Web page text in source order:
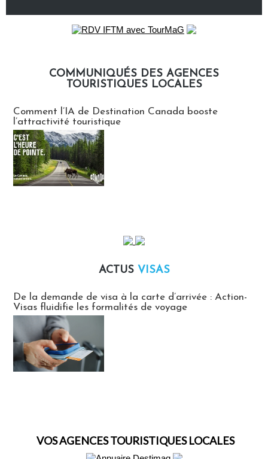
COMMUNIQUÉS DES AGENCES
TOURISTIQUES LOCALES
Comment l’IA de Destination Canada booste
l’attractivité touristique
ACTUS VISAS
De la demande de visa à la carte d’arrivée : Action-
Visas fluidifie les formalités de voyage
VOS AGENCES TOURISTIQUES LOCALES